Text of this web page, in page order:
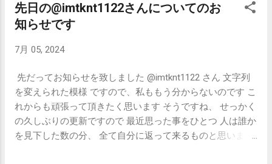
いと思います しかし、とても幅が広いですね 私は仕事柄、
彼女にインターネットを止めろと言われても、とても困っ
ていたのだと思います とてもゲームがお好きな方の様でし
ですよ
先日の@imtknt1122さんについてのお
知らせです
7月 05, 2024
先だってお知らせを致しました @imtknt1122 さん 文字列
を変えられた模様 ですので、私ももう分からないのです こ
れからも頑張って頂きたく思います そうですね、 せっかく
の久しぶりの更新ですので 最近思った事をひとつ 人は誰か
を見下した数の分、 全て自分に返って来るものと思います